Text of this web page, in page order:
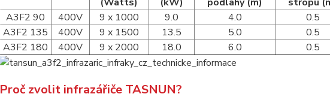
A3F2 90
400V 9 x 1000 9.0 4.0 0.5
A3F2 135
400V 9 x 1500 13.5 5.0 0.5
A3F2 180
400V 9 x 2000 18.0 6.0 0.5
Proč zvolit infrazářiče TASNUN?